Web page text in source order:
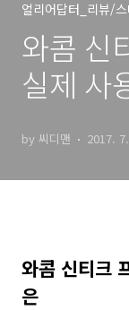
얼리어답터_리뷰/
와콤 신
실제 사
by 씨디맨 2017.
와콤 신티크
은